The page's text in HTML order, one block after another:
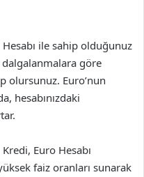
Hesabı ile sahip olduğunuz
dalgalanmalara göre
olursunuz. Euro’nun
hesabınızdaki
Kredi, Euro Hesabı
faiz oranları sunarak